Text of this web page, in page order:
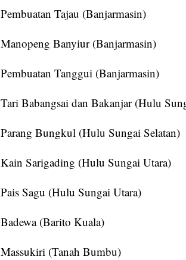
Pembuatan Tajau (Banjarmasin)
Manopeng Banyiur (Banjarmasin)
Pembuatan Tanggui (Banjarmasin)
Tari Babangsai dan Bakanjar (Hulu
Parang Bungkul (Hulu Sungai
Kain Sarigading (Hulu Sungai Utara)
Pais Sagu (Hulu Sungai Utara)
Badewa (Barito Kuala)
Massukiri (Tanah Bumbu)